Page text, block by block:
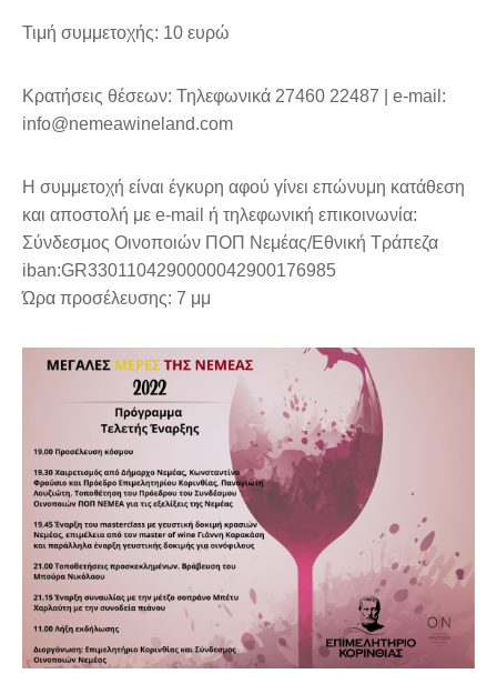
Τιμή συμμετοχής: 10 ευρώ
Κρατήσεις θέσεων: Τηλεφωνικά 27460 22487 | e-mail:
info@nemeawineland.com
Η συμμετοχή είναι έγκυρη αφού γίνει επώνυμη κατάθεση
και αποστολή με e-mail ή τηλεφωνική επικοινωνία:
Σύνδεσμος Οινοποιών ΠΟΠ Νεμέας/Εθνική Τράπεζα
iban:GR3301104290000042900176985
Ώρα προσέλευσης: 7 μμ